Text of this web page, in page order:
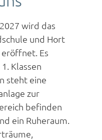
wird das
und Hort
Es
Klassen
steht eine
zur
befinden
ein Ruheraum.